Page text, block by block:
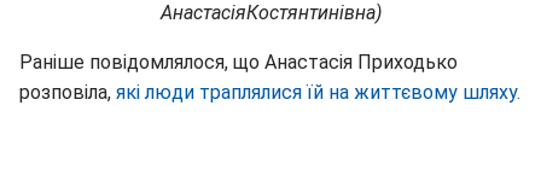
АнастасіяКостянтинівна)
Раніше повідомлялося, що Анастасія Приходько
розповіла, які люди траплялися їй на життєвому шляху.